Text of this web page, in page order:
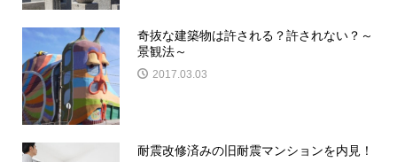
奇抜な建築物は許される？許されない？～
景観法～
2017.03.03
耐震改修済みの旧耐震マンションを内見！